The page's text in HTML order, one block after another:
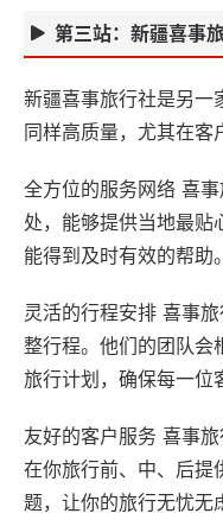
第三站：新疆喜事
新疆喜事旅行社是另一
同样高质量，尤其在客
全方位的服务网络 喜
处，能够提供当地最贴
能得到及时有效的帮助。
灵活的行程安排 喜事
整行程。他们的团队会
旅行计划，确保每一位
友好的客户服务 喜事
在你旅行前、中、后提
题，让你的旅行无忧无